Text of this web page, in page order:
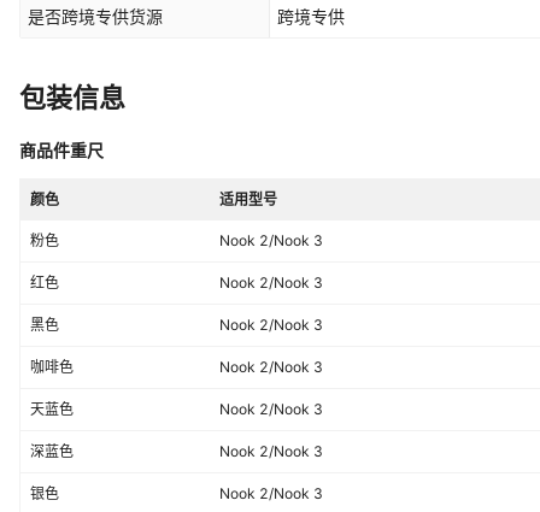
是否跨境专供货源 跨境专供
包装信息
商品件重尺
颜色 适用型号
粉色 Nook 2/Nook 3
红色 Nook 2/Nook 3
黑色 Nook 2/Nook 3
咖啡色 Nook 2/Nook 3
天蓝色 Nook 2/Nook 3
深蓝色 Nook 2/Nook 3
银色 Nook 2/Nook 3